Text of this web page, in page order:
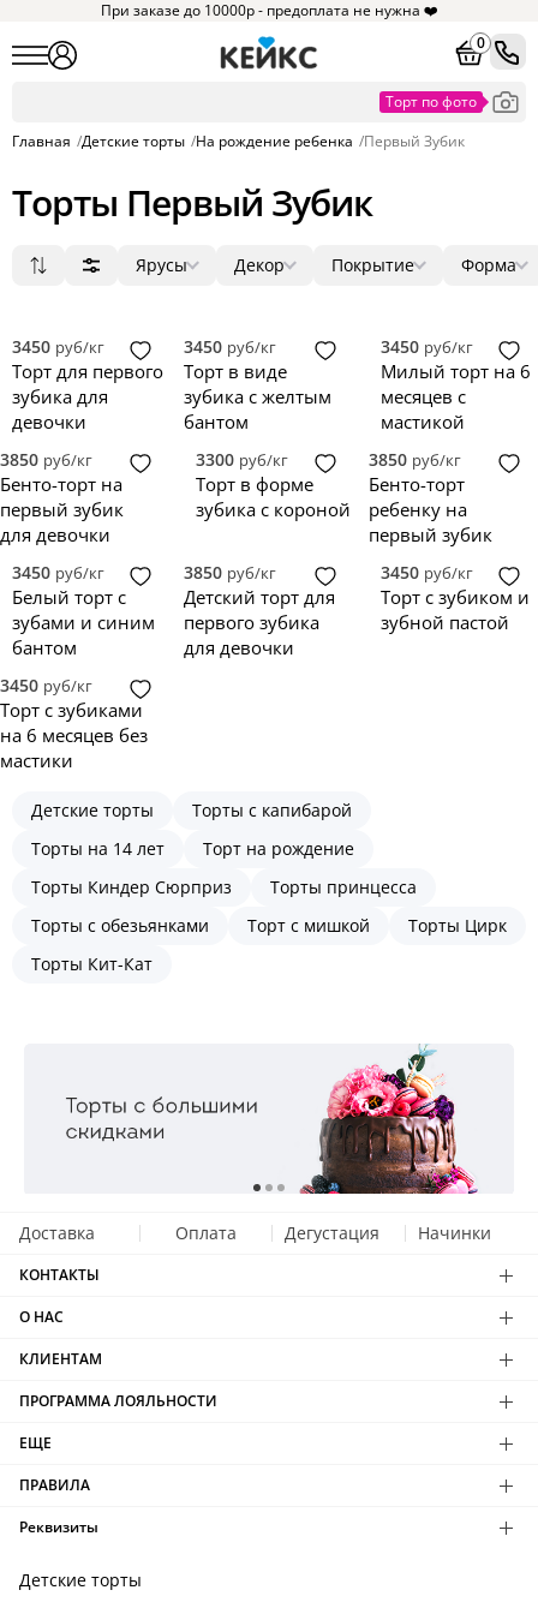
При заказе до 10000р - предоплата не нужна ❤️
0
Главная /Детские торты /На рождение ребенка /Первый Зубик
Торты Первый Зубик
Сначала дорогие
Новинки
Ярусы
3
0
4
0
0
Декор
ягоды
0
цветы
0
надпись
топпер
Покрытие
без мастики
0
зеркальная глазурь
0
голый торт
0
велюр
0
Форма
квадрат
прямоугольник
сердце
3450 руб/кг
Торт для первого
зубика для
девочки
3450 руб/кг
Торт в виде
зубика с желтым
бантом
3450 руб/кг
Милый торт на 6
месяцев с
мастикой
3850 руб/кг
Бенто-торт на
первый зубик
для девочки
3300 руб/кг
Торт в форме
зубика с короной
3850 руб/кг
Бенто-торт
ребенку на
первый зубик
3450 руб/кг
Белый торт с
зубами и синим
бантом
3850 руб/кг
Детский торт для
первого зубика
для девочки
3450 руб/кг
Торт с зубиком и
зубной пастой
3450 руб/кг
Торт с зубиками
на 6 месяцев без
мастики
Детские торты
Торты с капибарой
Торты на 14 лет
Торт на рождение
Торты Киндер Сюрприз
Торты принцесса
Торты с обезьянками
Торт с мишкой
Торты Цирк
Торты Кит-Кат
Доставка Оплата Дегустация Начинки
КОНТАКТЫ
О НАС
КЛИЕНТАМ
ПРОГРАММА ЛОЯЛЬНОСТИ
ЕЩЕ
ПРАВИЛА
Реквизиты
Детские торты